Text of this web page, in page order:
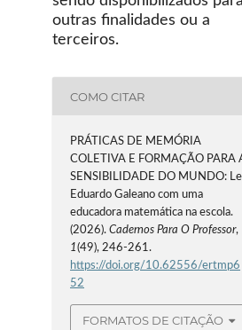
outras finalidades ou a
terceiros.
COMO CITAR
PRÁTICAS DE MEMÓRIA
COLETIVA E FORMAÇÃO PARA
SENSIBILIDADE DO MUNDO:
Eduardo Galeano com uma
educadora matemática na escola.
(2026).Cadernos Para O Professor,
1(49), 246-261.
https://doi.org/10.62556/ertmp6
52
FORMATOS DE CITAÇÃO